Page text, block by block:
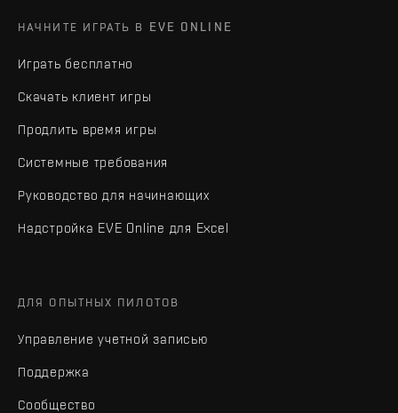
НАЧНИТЕ ИГРАТЬ В EVE ONLINE
Играть бесплатно
Скачать клиент игры
Продлить время игры
Системные требования
Руководство для начинающих
Надстройка EVE Online для Excel
ДЛЯ ОПЫТНЫХ ПИЛОТОВ
Управление учетной записью
Поддержка
Сообщество